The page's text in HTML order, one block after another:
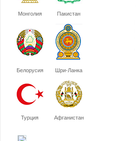
Монголия Пакистан
Белорусия Шри-Ланка
Турция Афганистан